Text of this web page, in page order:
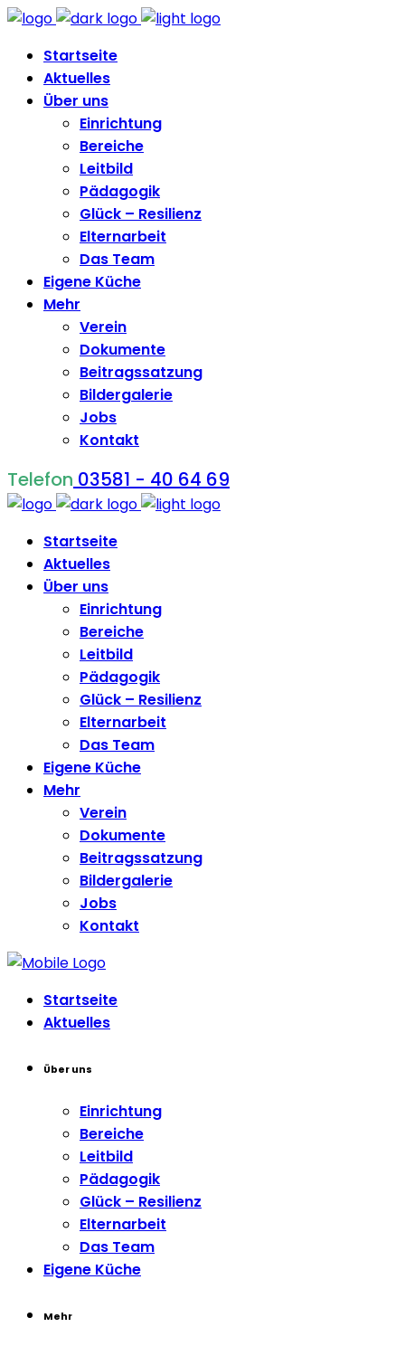
Startseite
Aktuelles
Über uns
Einrichtung
Bereiche
Leitbild
Pädagogik
Glück – Resilienz
Elternarbeit
Das Team
Eigene Küche
Mehr
Verein
Dokumente
Beitragssatzung
Bildergalerie
Jobs
Kontakt
Telefon 03581 - 40 64 69
Startseite
Aktuelles
Über uns
Einrichtung
Bereiche
Leitbild
Pädagogik
Glück – Resilienz
Elternarbeit
Das Team
Eigene Küche
Mehr
Verein
Dokumente
Beitragssatzung
Bildergalerie
Jobs
Kontakt
Startseite
Aktuelles
Über uns
Einrichtung
Bereiche
Leitbild
Pädagogik
Glück – Resilienz
Elternarbeit
Das Team
Eigene Küche
Mehr